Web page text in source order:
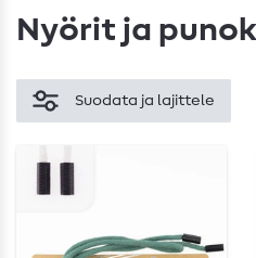
Nyörit ja
Suodata ja lajittele